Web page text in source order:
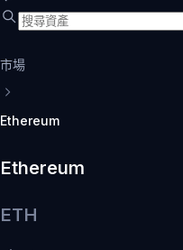
市場
Ethereum
Ethereum
ETH